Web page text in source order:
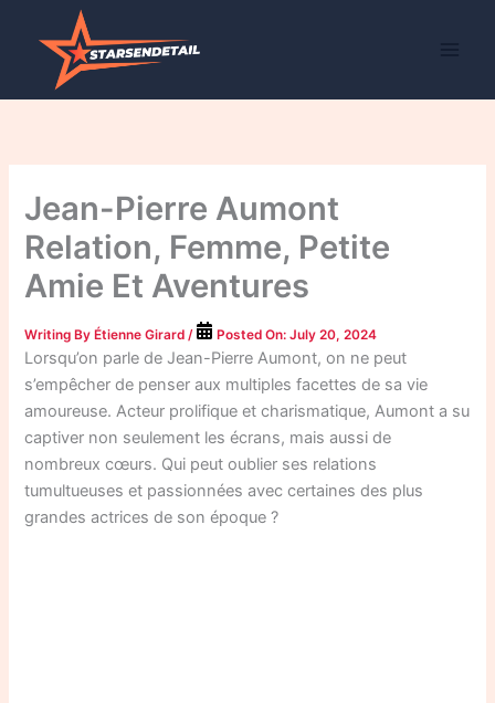
Jean-Pierre Aumont
Relation, Femme, Petite
Amie Et Aventures
Writing ByÉtienne Girard / Posted On:July 20, 2024
Lorsqu’on parle de Jean-Pierre Aumont, on ne peut
s’empêcher de penser aux multiples facettes de sa vie
amoureuse. Acteur prolifique et charismatique, Aumont a su
captiver non seulement les écrans, mais aussi de
nombreux cœurs. Qui peut oublier ses relations
tumultueuses et passionnées avec certaines des plus
grandes actrices de son époque ?